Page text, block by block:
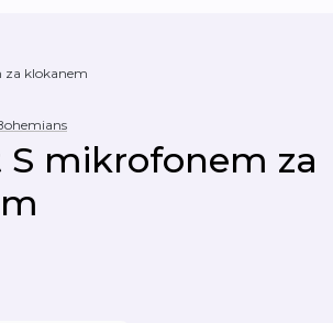
za klokanem
S mikrofonem za